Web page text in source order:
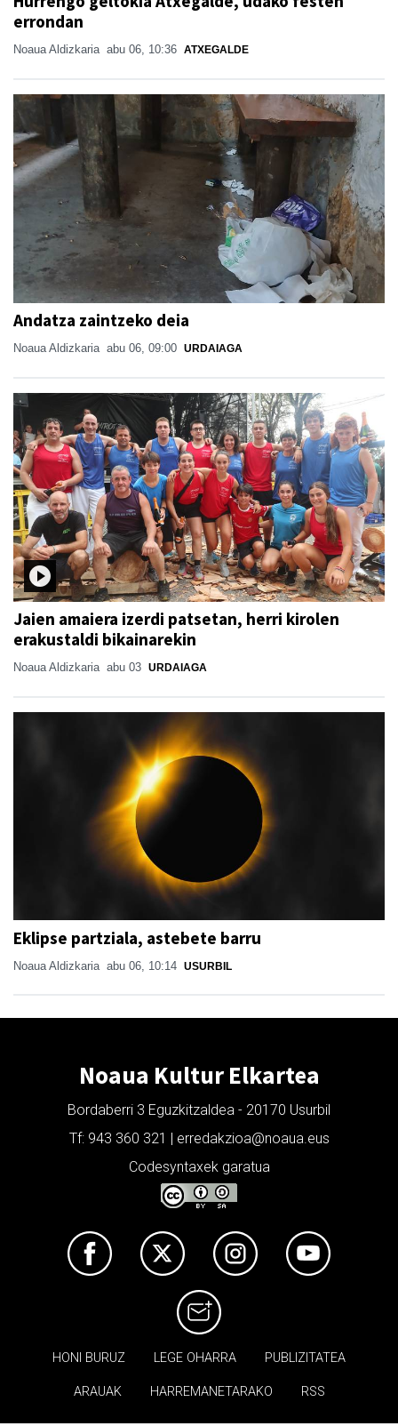
errondan
Noaua Aldizkaria abu 06, 10:36 ATXEGALDE
Andatza zaintzeko deia
Noaua Aldizkaria abu 06, 09:00 URDAIAGA
Jaien amaiera izerdi patsetan, herri kirolen
erakustaldi bikainarekin
Noaua Aldizkaria abu 03 URDAIAGA
Eklipse partziala, astebete barru
Noaua Aldizkaria abu 06, 10:14 USURBIL
Noaua Kultur Elkartea
Bordaberri 3 Eguzkitzaldea - 20170 Usurbil
Tf: 943 360 321 | erredakzioa@noaua.eus
Codesyntaxek garatua
HONI BURUZ LEGE OHARRA PUBLIZITATEA
ARAUAK HARREMANETARAKO RSS